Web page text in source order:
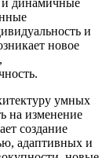
и
новое
умных
на изменение
создание
адаптивных и